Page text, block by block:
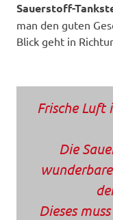
Sauerstoff-
man den guten
Blick geht in
Frische Luft
Die
Dieses